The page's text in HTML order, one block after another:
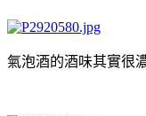
氣泡酒的酒味其實很